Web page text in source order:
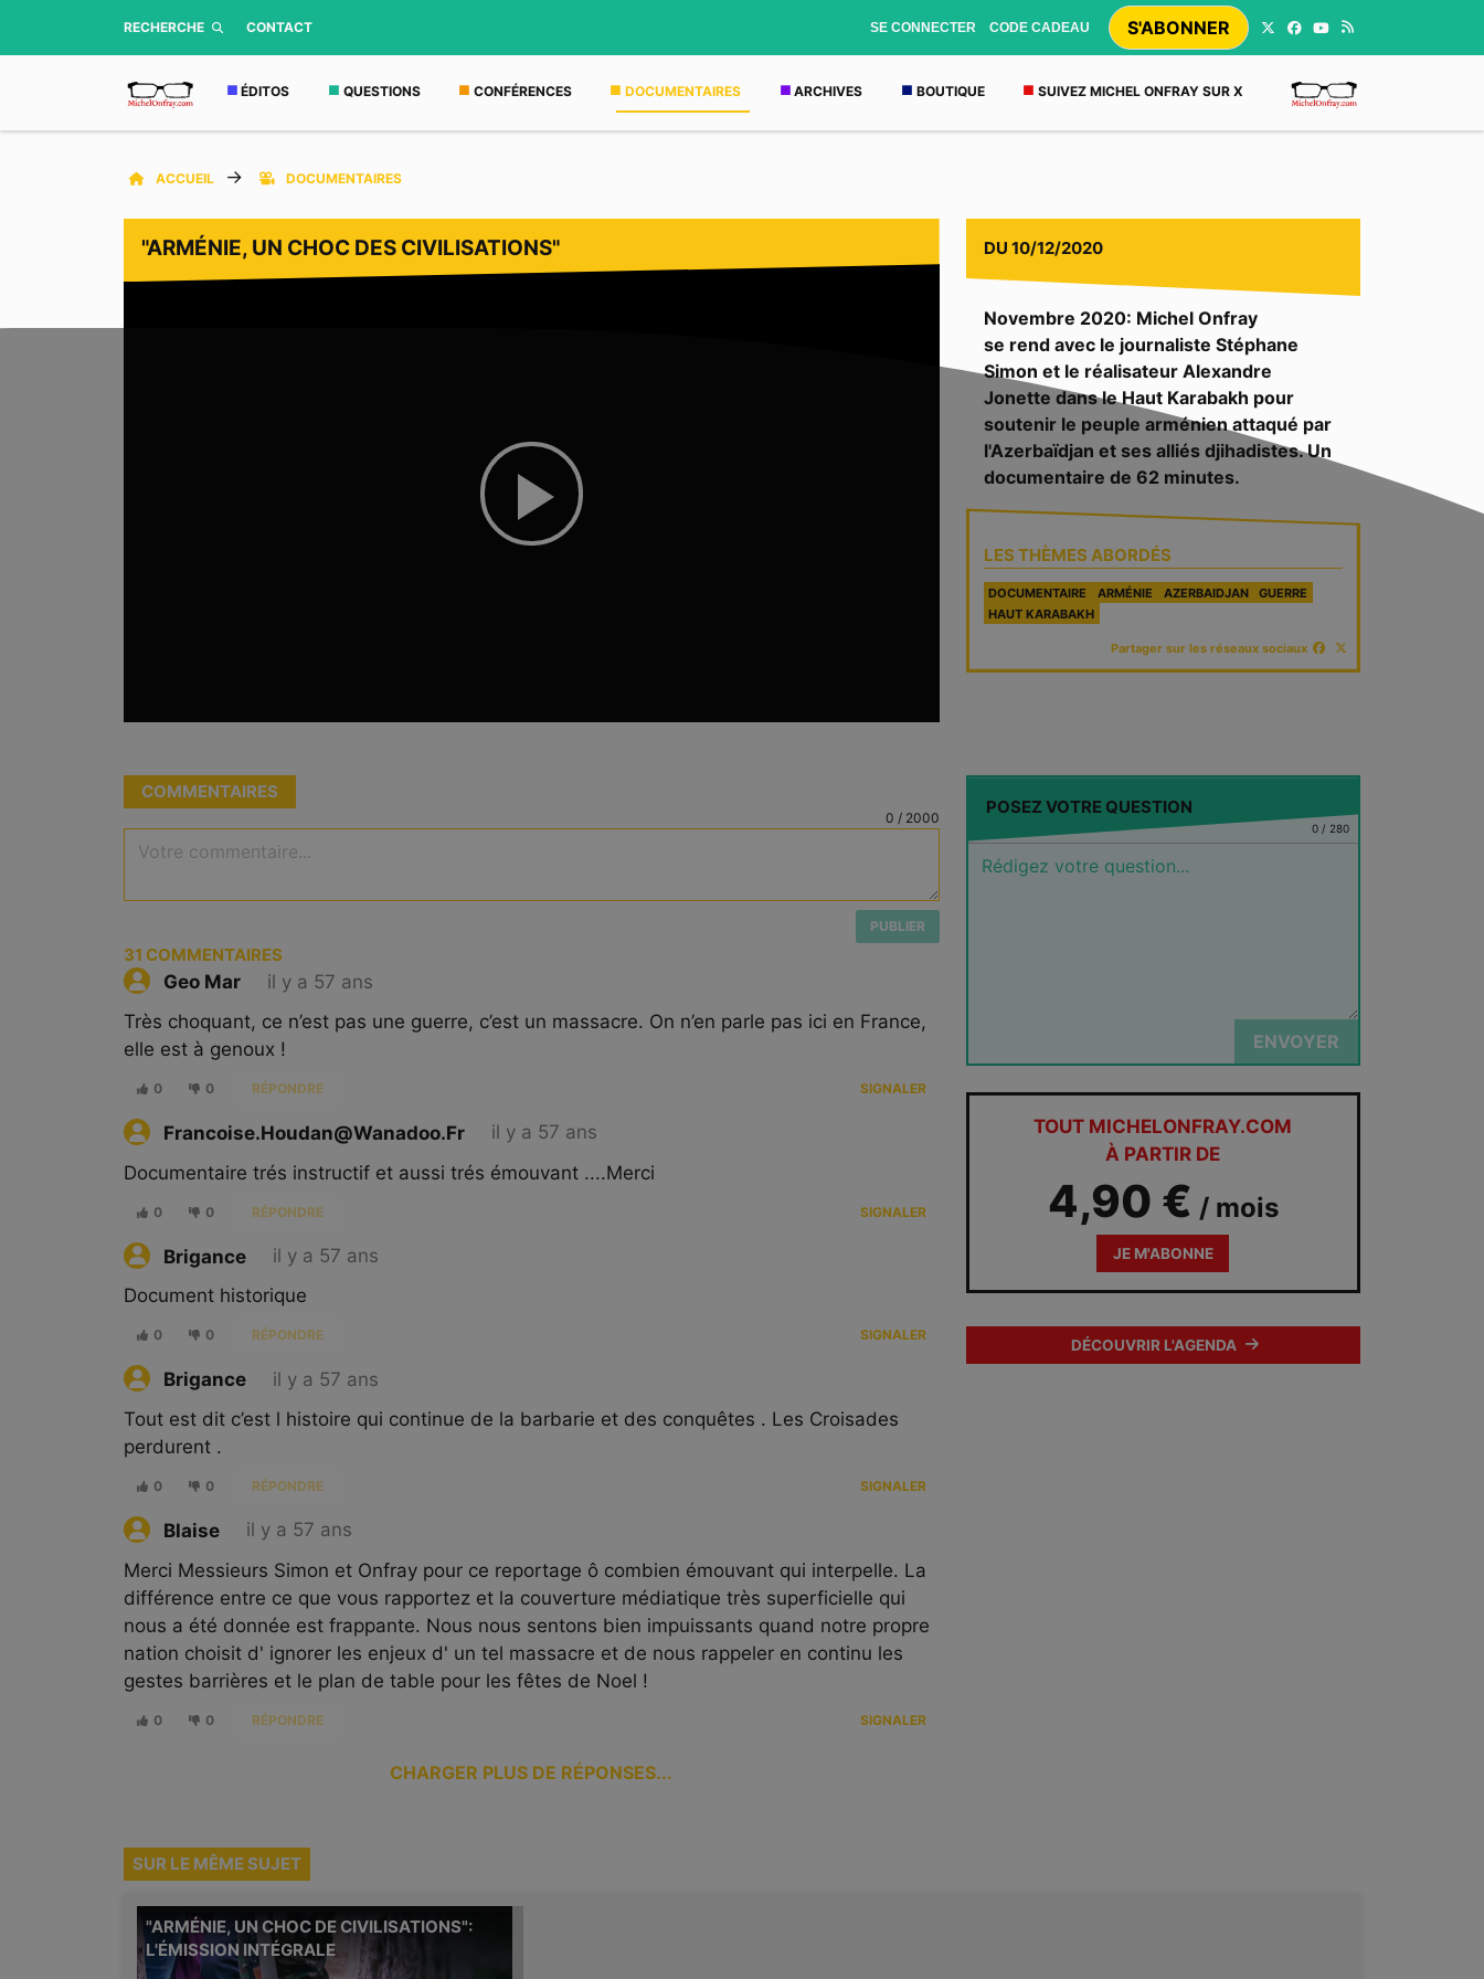
RECHERCHE CONTACT SE CONNECTER CODE CADEAU S'ABONNER
ÉDITOS QUESTIONS CONFÉRENCES DOCUMENTAIRES ARCHIVES BOUTIQUE SUIVEZ MICHEL ONFRAY SUR X
ACCUEIL DOCUMENTAIRES
"ARMÉNIE, UN CHOC DES CIVILISATIONS"
Play
DU 10/12/2020
Novembre 2020: Michel Onfray
se rend avec le journaliste Stéphane
Simon et le réalisateur Alexandre
Jonette dans le Haut Karabakh pour
soutenir le peuple arménien attaqué par
l'Azerbaïdjan et ses alliés djihadistes. Un
documentaire de 62 minutes.
LES THÈMES ABORDÉS
DOCUMENTAIRE ARMÉNIE AZERBAIDJAN
GUERRE
HAUT KARABAKH
Partager sur les réseaux sociaux
COMMENTAIRES
0 / 2000
Votre commentaire...
PUBLIER
31 COMMENTAIRES
Geo Mar
il y a 57 ans
Très choquant, ce n’est pas une guerre, c’est un massacre. On n’en parle pas ici en France,
elle est à genoux !
0 0 RÉPONDRE SIGNALER
Francoise.houdan@wanadoo.fr
il y a 57 ans
Documentaire trés instructif et aussi trés émouvant ....Merci
0 0 RÉPONDRE SIGNALER
Brigance
il y a 57 ans
Document historique
0 0 RÉPONDRE SIGNALER
Brigance
il y a 57 ans
Tout est dit c’est l histoire qui continue de la barbarie et des conquêtes . Les Croisades
perdurent .
0 0 RÉPONDRE SIGNALER
Blaise
il y a 57 ans
Merci Messieurs Simon et Onfray pour ce reportage ô combien émouvant qui interpelle. La
différence entre ce que vous rapportez et la couverture médiatique très superficielle qui
nous a été donnée est frappante. Nous nous sentons bien impuissants quand notre propre
nation choisit d' ignorer les enjeux d' un tel massacre et de nous rappeler en continu les
gestes barrières et le plan de table pour les fêtes de Noel !
0 0 RÉPONDRE SIGNALER
CHARGER PLUS DE RÉPONSES...
POSEZ VOTRE QUESTION
0 / 280
ENVOYER
TOUT MICHELONFRAY.COM
À PARTIR DE
4,90 € / mois
JE M'ABONNE
DÉCOUVRIR L'AGENDA
SUR LE MÊME SUJET
"ARMÉNIE, UN CHOC DE CIVILISATIONS":
L'ÉMISSION INTÉGRALE